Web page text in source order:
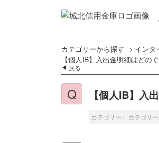
カテゴリーから探す > インタ
【個人IB】入出金明細はどの
戻る
【個人IB】入
カテゴリー : カテゴリ